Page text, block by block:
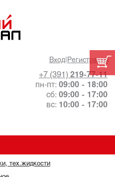
Вход| Регистрация
+7 (391) 219-77-11
пн-пт: 09:00 - 18:00
сб: 09:00 - 17:00
вс: 10:00 - 17:00
тех.жидкости